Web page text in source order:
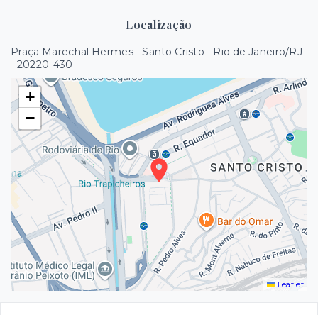
Localização
Praça Marechal Hermes - Santo Cristo - Rio de Janeiro/RJ
- 20220-430
+
−
Leaflet